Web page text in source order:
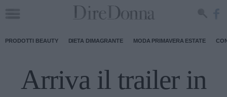
PRODOTTI BEAUTY DIETA DIMAGRANTE MODA PRIMAVERA ESTATE
Arriva il trailer in